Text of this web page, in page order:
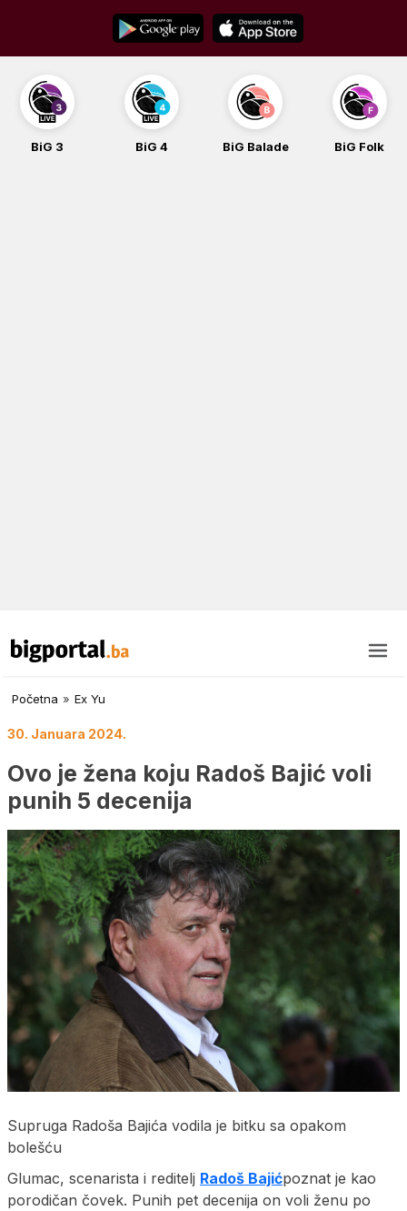
content
BiG 3 BiG 4 BiG Balade BiG Folk
Početna » Ex Yu
30. Januara 2024.
Ovo je žena koju Radoš Bajić voli
punih 5 decenija
Supruga Radoša Bajića vodila je bitku sa opakom
bolešću
Glumac, scenarista i reditelj Radoš Bajićpoznat je kao
porodičan čovek. Punih pet decenija on voli ženu po